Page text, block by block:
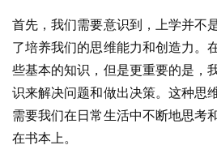
首先，我们需要意识到，上学并不
了培养我们的思维能力和创造力。
些基本的知识，但是更重要的是，
识来解决问题和做出决策。这种思
需要我们在日常生活中不断地思考
在书本上。